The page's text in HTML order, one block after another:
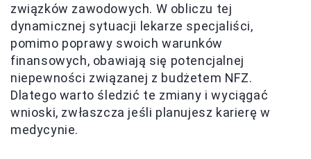
związków zawodowych. W obliczu tej
dynamicznej sytuacji lekarze specjaliści,
pomimo poprawy swoich warunków
finansowych, obawiają się potencjalnej
niepewności związanej z budżetem NFZ.
Dlatego warto śledzić te zmiany i wyciągać
wnioski, zwłaszcza jeśli planujesz karierę w
medycynie.